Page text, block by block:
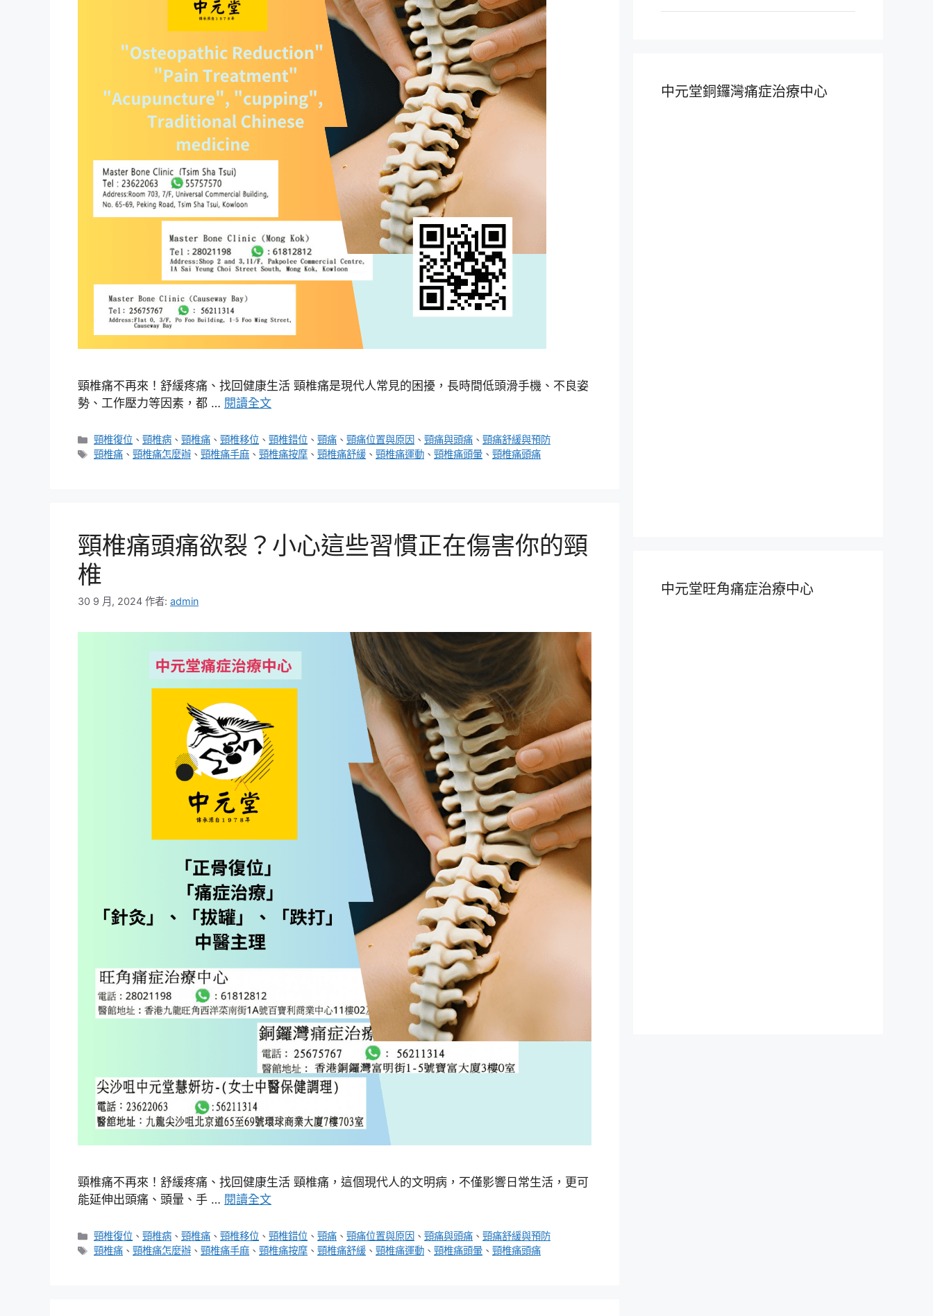
頸椎痛不再來！舒緩疼痛、找回健康生活 頸椎痛是現代人常見的困擾，長時間低頭滑手機、不良姿
勢、工作壓力等因素，都 … 閱讀全文
分
類
頸椎復位 、頸椎病 、頸椎痛 、頸椎移位 、頸椎錯位 、頸痛 、頸痛位置與原因 、頸痛與頭痛 、頸痛舒緩與預防
標
頸椎痛 、頸椎痛怎麼辦 、頸椎痛手麻 、頸椎痛按摩 、頸椎痛舒緩 、頸椎痛運動 、頸椎痛頭暈 、頸椎痛頭痛
頸椎痛頭痛欲裂？小心這些習慣正在傷害你的頸
椎
30 9 月, 2024 作者: admin
頸椎痛不再來！舒緩疼痛、找回健康生活 頸椎痛，這個現代人的文明病，不僅影響日常生活，更可
能延伸出頭痛、頭暈、手 … 閱讀全文
分
類
頸椎復位 、頸椎病 、頸椎痛 、頸椎移位 、頸椎錯位 、頸痛 、頸痛位置與原因 、頸痛與頭痛 、頸痛舒緩與預防
標
頸椎痛 、頸椎痛怎麼辦 、頸椎痛手麻 、頸椎痛按摩 、頸椎痛舒緩 、頸椎痛運動 、頸椎痛頭暈 、頸椎痛頭痛
中元堂銅鑼灣痛症治療中心
中元堂旺角痛症治療中心